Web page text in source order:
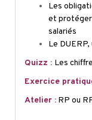
Les
et protéger
salariés
Le
Quizz : Les
Exercice
Atelier : RP ou